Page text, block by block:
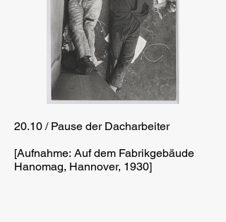
20.10 / Pause der Dacharbeiter
[Aufnahme: Auf dem Fabrikgebäude
Hanomag, Hannover, 1930]